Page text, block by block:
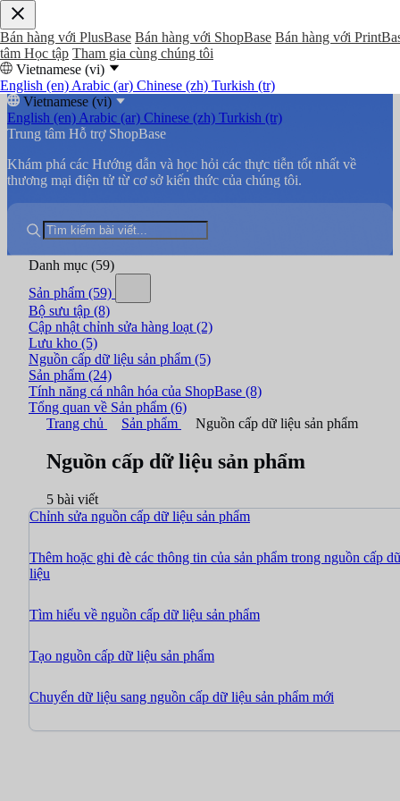
Bán hàng với PlusBase Bán hàng với ShopBase Bán hàng với
tâm Học tập Tham gia cùng chúng tôi
Vietnamese (vi)
English (en) Arabic (ar) Chinese (zh) Turkish (tr)
Vietnamese (vi)
English (en) Arabic (ar) Chinese (zh) Turkish (tr)
Trung tâm Hỗ trợ ShopBase
Khám phá các Hướng dẫn và học hỏi các thực tiễn tốt nhất về
thương mại điện tử từ cơ sở kiến thức của chúng tôi.
Danh mục (59)
Sản phẩm (59)
Bộ sưu tập (8)
Cập nhật chỉnh sửa hàng loạt (2)
Lưu kho (5)
Nguồn cấp dữ liệu sản phẩm (5)
Sản phẩm (24)
Tính năng cá nhân hóa của ShopBase (8)
Tổng quan về Sản phẩm (6)
Trang chủ
Sản phẩm Nguồn cấp dữ liệu sản phẩm
Nguồn cấp dữ liệu sản phẩm
5 bài viết
Chỉnh sửa nguồn cấp dữ liệu sản phẩm
Thêm hoặc ghi đè các thông tin của sản phẩm trong nguồn cấp
liệu
Tìm hiểu về nguồn cấp dữ liệu sản phẩm
Tạo nguồn cấp dữ liệu sản phẩm
Chuyển dữ liệu sang nguồn cấp dữ liệu sản phẩm mới